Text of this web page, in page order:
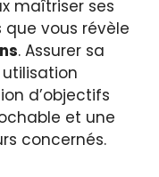
maîtriser ses
vous révèle
. Assurer sa
d’objectifs
et une
concernés.